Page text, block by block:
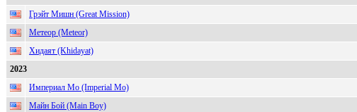
Грэйт Мишн (Great Mission)
Метеор (Meteor)
Хидаят (Khidayat)
2023
Империал Мо (Imperial Mo)
Майн Бой (Main Boy)